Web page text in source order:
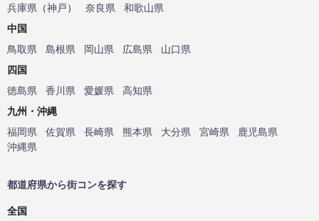
兵庫県 （神戸） 奈良県
和歌山県
中国
鳥取県
島根県 岡山県 広島県
山口県
四国
徳島県
香川県 愛媛県
高知県
九州・沖縄
福岡県
佐賀県 長崎県 熊本県 大分県 宮崎県
鹿児島県
沖縄県
都道府県から街コンを探す
全国